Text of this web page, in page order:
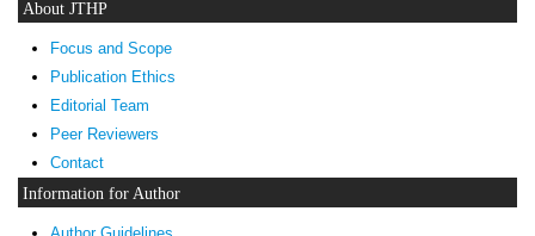
About JTHP
Focus and Scope
Publication Ethics
Editorial Team
Peer Reviewers
Contact
Information for Author